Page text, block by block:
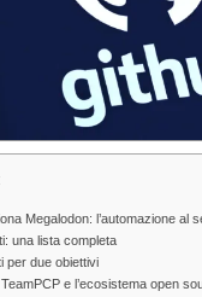
Megalodon: l’automazione al
una lista completa
per due obiettivi
TeamPCP e l’ecosistema open